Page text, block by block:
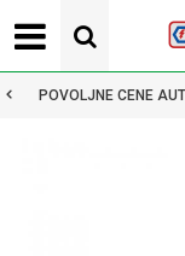
POVOLJNE CENE